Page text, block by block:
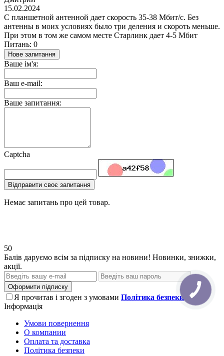
15.02.2024
С планшетной антенной дает скорость 35-38 Мбит/с. Без
антенны в моих условиях было три деления и скороть меньше.
При этом в том же самом месте Старлинк дает 4-5 Мбит
Питань: 0
Нове запитання
Ваше ім'я:
Ваш e-mail:
Ваше запитання:
Captcha
Відправити своє запитання
Немає запитань про цей товар.
50
Балів даруємо всім за підписку на новини! Новинки, знижки,
акції.
Оформити підписку
Я прочитав і згоден з умовами Політика безпеки
Інформація
Умови повернення
О компании
Оплата та доставка
Політика безпеки